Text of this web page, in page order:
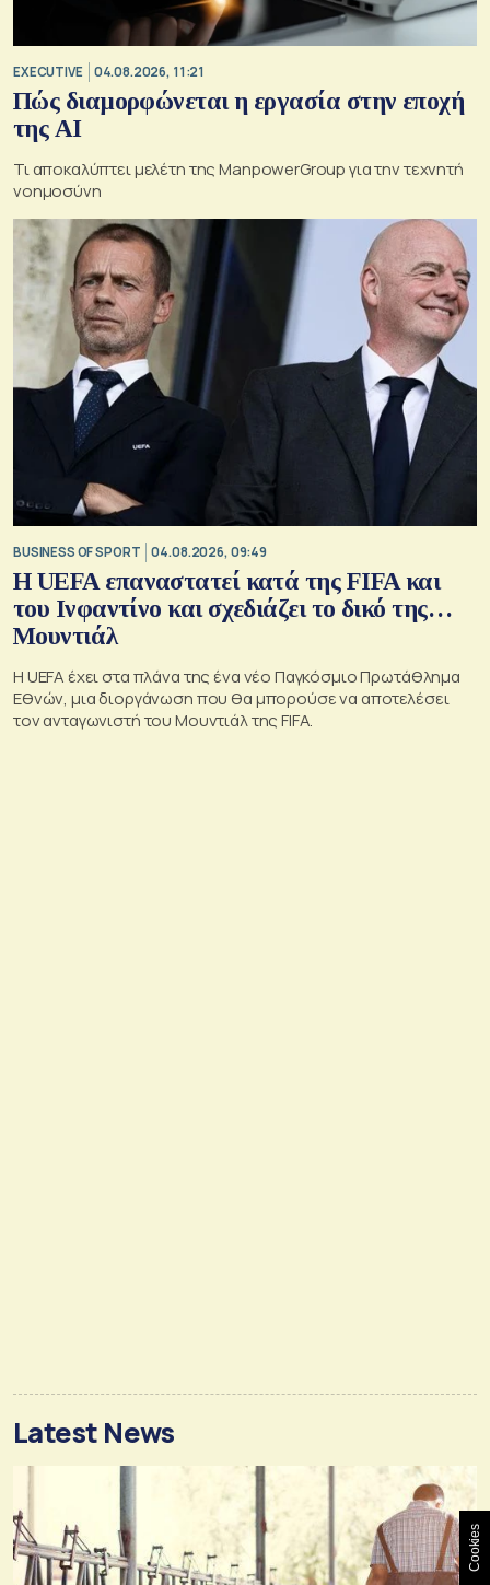
EXECUTIVE 04.08.2026, 11:21
Πώς διαμορφώνεται η εργασία στην εποχή
της AI
Τι αποκαλύπτει μελέτη της ManpowerGroup για την τεχνητή
νοημοσύνη
BUSINESS OF SPORT 04.08.2026, 09:49
Η UEFA επαναστατεί κατά της FIFA και
του Ινφαντίνο και σχεδιάζει το δικό της…
Μουντιάλ
Η UEFA έχει στα πλάνα της ένα νέο Παγκόσμιο Πρωτάθλημα
Εθνών, μια διοργάνωση που θα μπορούσε να αποτελέσει
τον ανταγωνιστή του Μουντιάλ της FIFA.
Latest News
Cookies